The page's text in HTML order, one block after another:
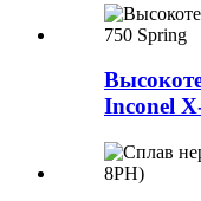
Inconel